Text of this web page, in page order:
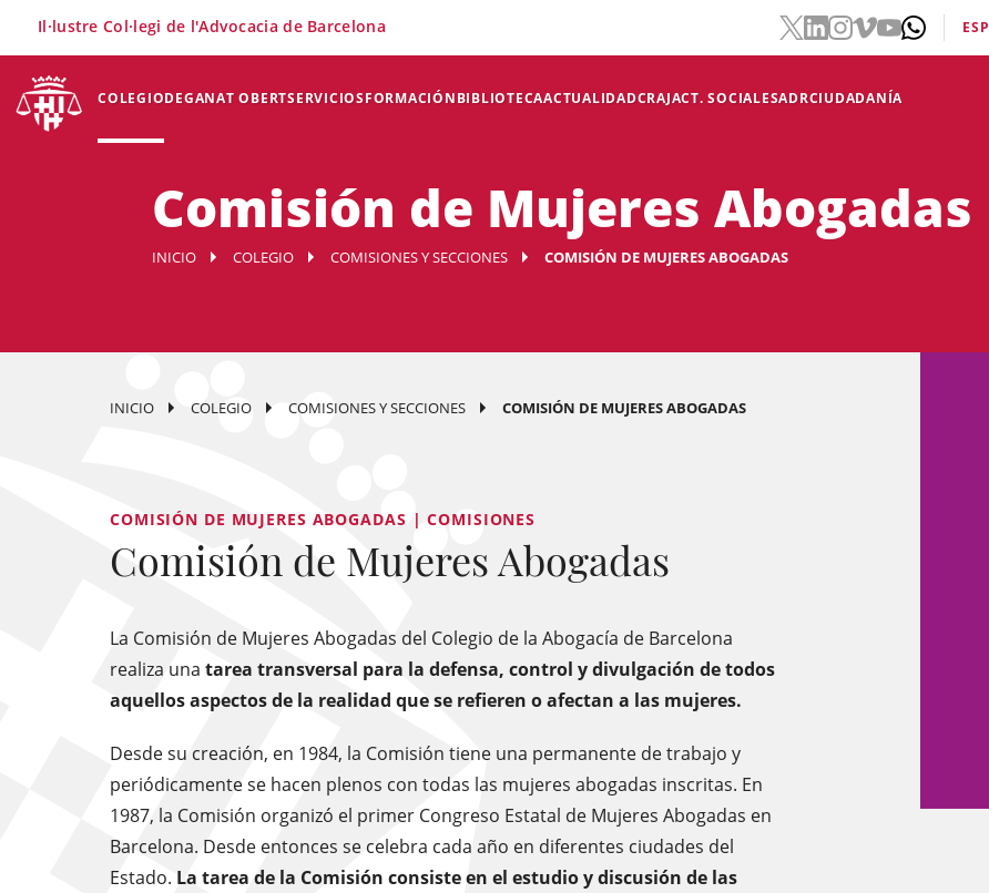
COLEGIODEGANAT OBERTSERVICIOSFORMACIÓNBIBLIOTECAACTUALIDADCRAJACT. SOCIALESADRCIUDADANÍA
Il·lustre Col·legi de l'Advocacia de Barcelona ESP
Comisión de Mujeres Abogadas
INICIO COLEGIO COMISIONES Y SECCIONES COMISIÓN DE MUJERES ABOGADAS
INICIO COLEGIO COMISIONES Y SECCIONES COMISIÓN DE MUJERES ABOGADAS
COMISIÓN DE MUJERES ABOGADAS | COMISIONES
Comisión de Mujeres Abogadas
La Comisión de Mujeres Abogadas del Colegio de la Abogacía de Barcelona
realiza una tarea transversal para la defensa, control y divulgación de todos
aquellos aspectos de la realidad que se refieren o afectan a las mujeres.
Desde su creación, en 1984, la Comisión tiene una permanente de trabajo y
periódicamente se hacen plenos con todas las mujeres abogadas inscritas. En
1987, la Comisión organizó el primer Congreso Estatal de Mujeres Abogadas en
Barcelona. Desde entonces se celebra cada año en diferentes ciudades del
Estado. La tarea de la Comisión consiste en el estudio y discusión de las